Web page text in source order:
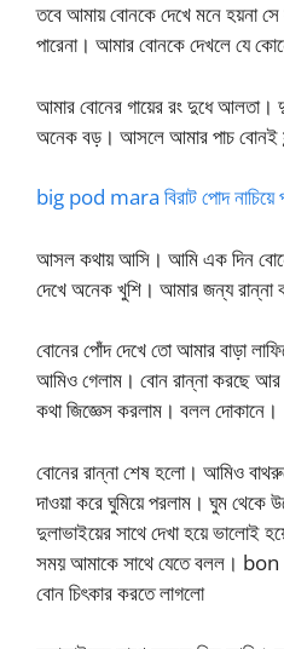
তবে আমায় বোনকে দেখে মনে হয়না
পারেনা। আমার বোনকে দেখলে যে
আমার বোনের গায়ের রং দুধে আলতা।
অনেক বড়। আসলে আমার পাচ বোনই
big pod mara বিরাট পোদ নাচিয়ে
আসল কথায় আসি। আমি এক দিন
দেখে অনেক খুশি। আমার জন্য রান্না
বোনের পোঁদ দেখে তো আমার বাড়া
আমিও গেলাম। বোন রান্না করছে আর
কথা জিজ্ঞেস করলাম। বলল দোকানে।
বোনের রান্না শেষ হলো। আমিও
দাওয়া করে ঘুমিয়ে পরলাম। ঘুম থেকে
দুলাভাইয়ের সাথে দেখা হয়ে ভালোই
সময় আমাকে সাথে যেতে বলল। bon
বোন চিৎকার করতে লাগলো